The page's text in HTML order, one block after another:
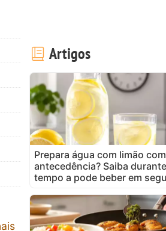
Artigos
Prepara água com limão com
antecedência? Saiba
tempo a pode beber em